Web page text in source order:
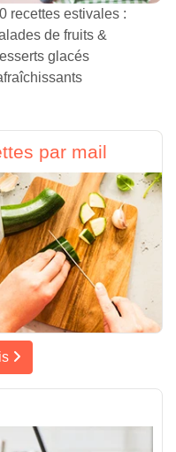
recettes estivales :
de fruits &
glacés
par mail